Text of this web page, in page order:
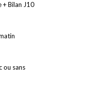
+ Bilan J10
ou sans